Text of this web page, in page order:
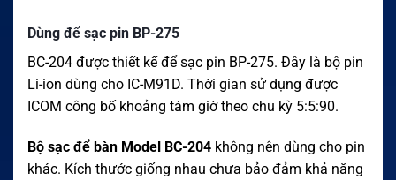
Dùng để sạc pin BP-275
BC-204 được thiết kế để sạc pin BP-275. Đây là bộ pin
Li-ion dùng cho IC-M91D. Thời gian sử dụng được
ICOM công bố khoảng tám giờ theo chu kỳ 5:5:90.
Bộ sạc để bàn Model BC-204 không nên dùng cho pin
khác. Kích thước giống nhau chưa bảo đảm khả năng